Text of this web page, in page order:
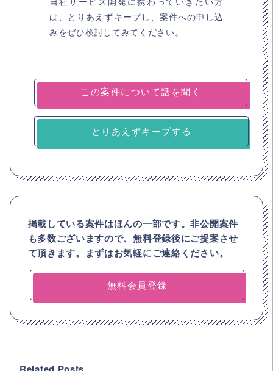
は、とりあえずキープし、案件への申し込
みをぜひ検討してみてください。
とりあえずキープする
掲載している案件はほんの一部です。非公開案件
も多数ございますので、無料登録後にご提案させ
て頂きます。まずはお気軽にご連絡ください。
無料会員登録